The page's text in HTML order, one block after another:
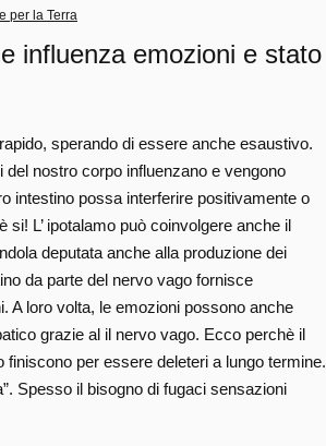
per la Terra
influenza emozioni e stato
sperando di essere anche esaustivo.
nostro corpo influenzano e vengono
intestino possa interferire positivamente o
L’ ipotalamo può coinvolgere anche il
deputata anche alla produzione dei
da parte del nervo vago fornisce
A loro volta, le emozioni possono anche
grazie al il nervo vago. Ecco perchè il
finiscono per essere deleteri a lungo termine.
Spesso il bisogno di fugaci sensazioni